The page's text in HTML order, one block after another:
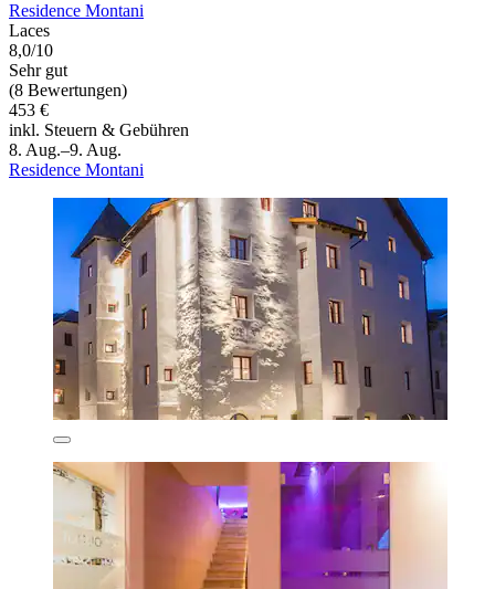
Residence Montani
Laces
8,0/10
Sehr gut
(8 Bewertungen)
453 €
inkl. Steuern & Gebühren
8. Aug.–9. Aug.
Residence Montani